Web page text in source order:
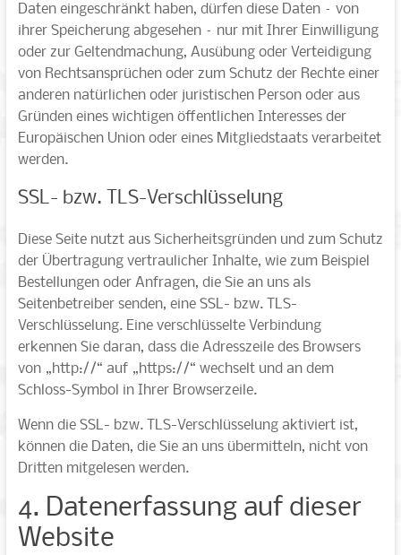
Daten eingeschränkt haben, dürfen diese Daten – von
ihrer Speicherung abgesehen – nur mit Ihrer Einwilligung
oder zur Geltendmachung, Ausübung oder Verteidigung
von Rechtsansprüchen oder zum Schutz der Rechte einer
anderen natürlichen oder juristischen Person oder aus
Gründen eines wichtigen öffentlichen Interesses der
Europäischen Union oder eines Mitgliedstaats verarbeitet
werden.
SSL- bzw. TLS-Verschlüsselung
Diese Seite nutzt aus Sicherheitsgründen und zum Schutz
der Übertragung vertraulicher Inhalte, wie zum Beispiel
Bestellungen oder Anfragen, die Sie an uns als
Seitenbetreiber senden, eine SSL- bzw. TLS-
Verschlüsselung. Eine verschlüsselte Verbindung
erkennen Sie daran, dass die Adresszeile des Browsers
von „http://“ auf „https://“ wechselt und an dem
Schloss-Symbol in Ihrer Browserzeile.
Wenn die SSL- bzw. TLS-Verschlüsselung aktiviert ist,
können die Daten, die Sie an uns übermitteln, nicht von
Dritten mitgelesen werden.
4. Datenerfassung auf dieser
Website